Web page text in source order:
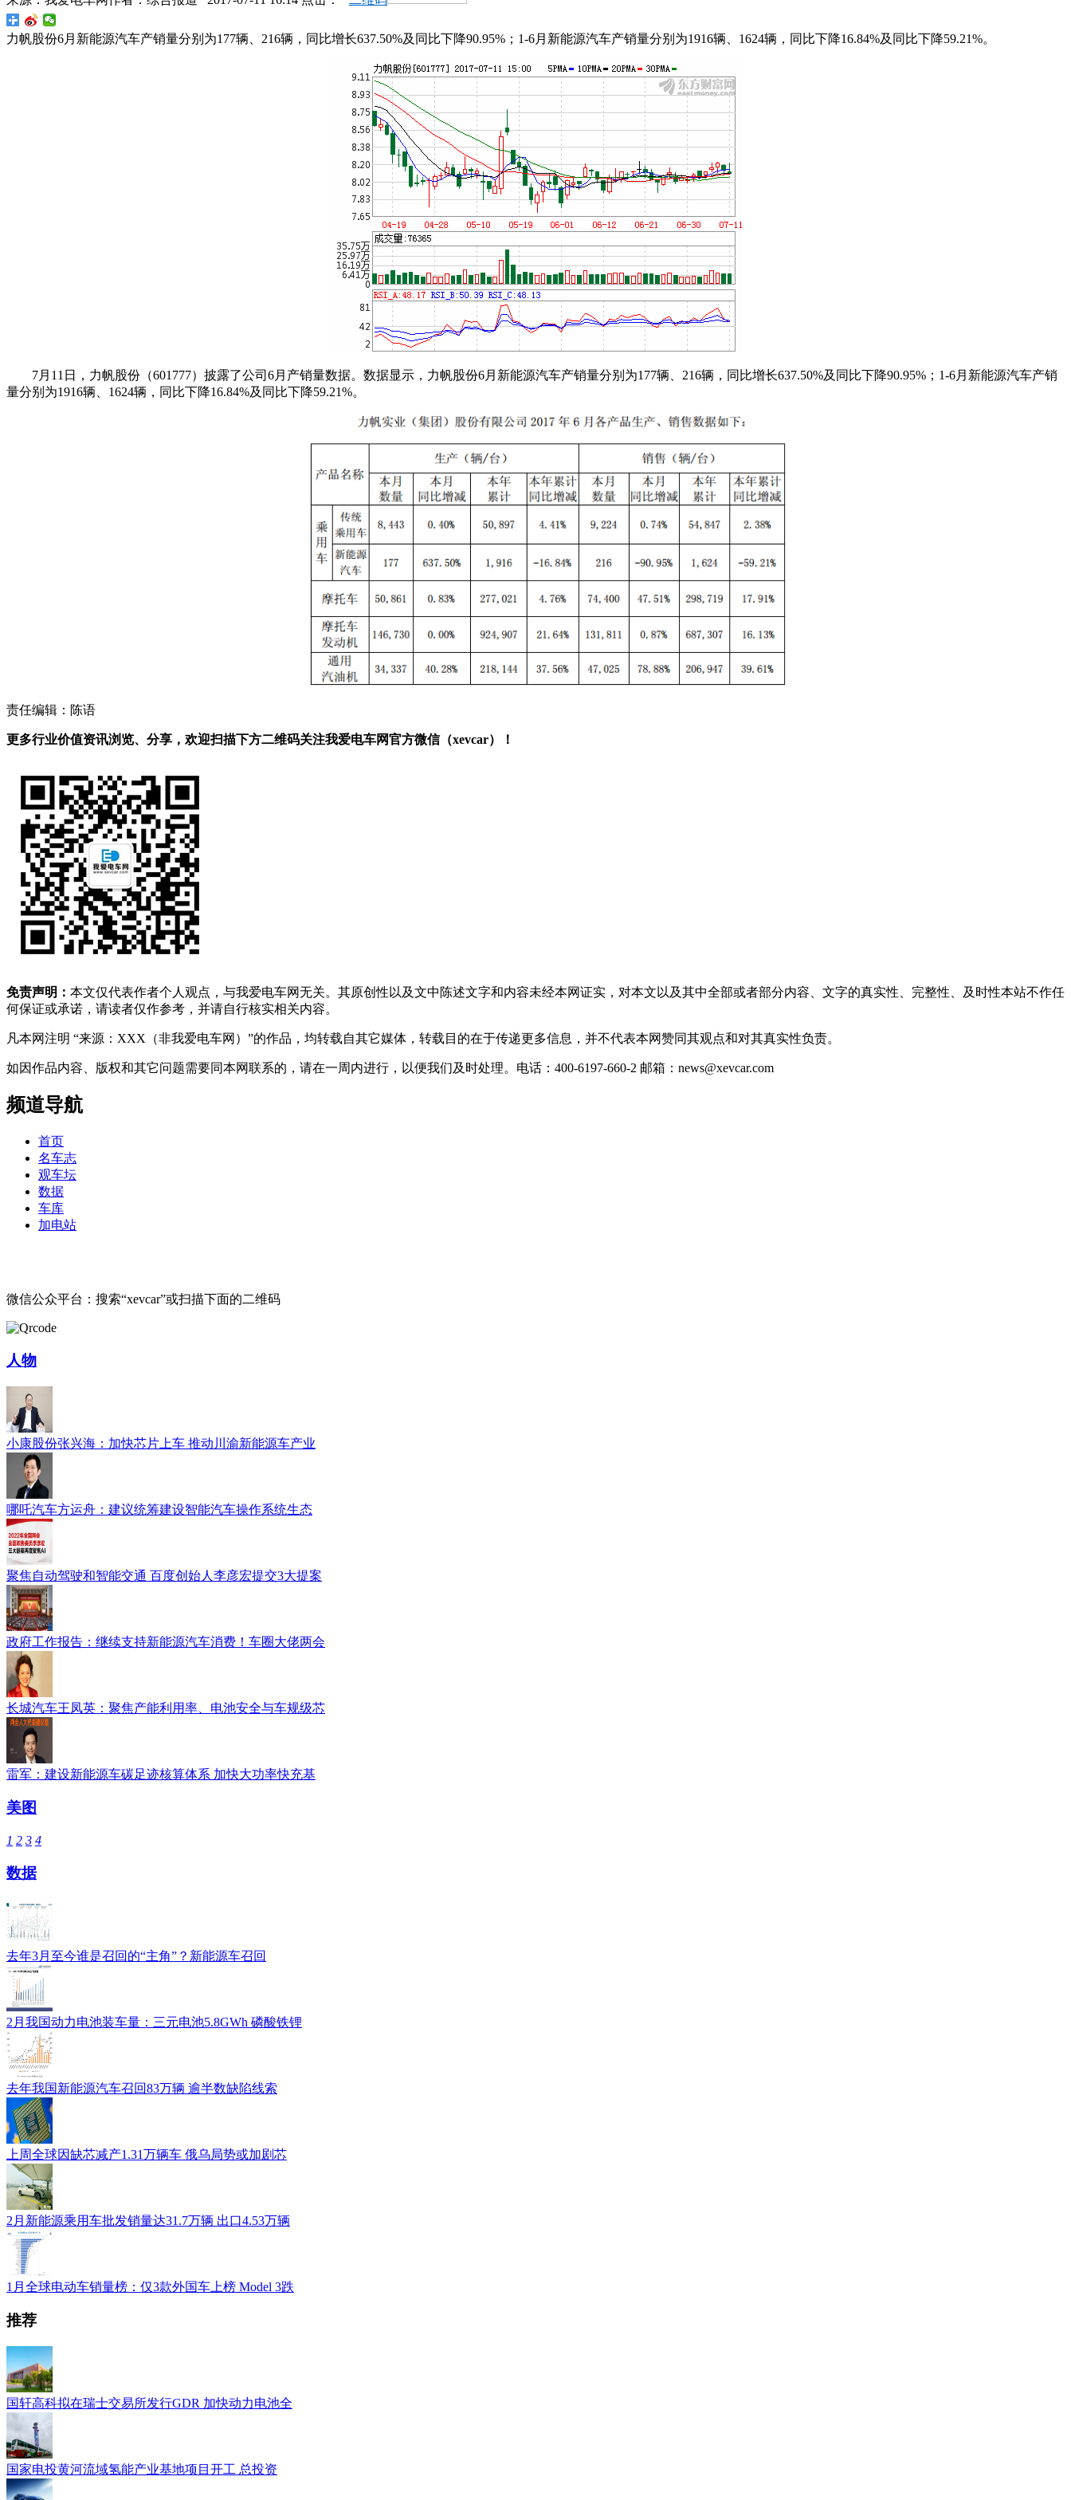
力帆股份6月新能源汽车产销量分别为177辆、216辆，同比增长637.50%及同比下降90.95%；1-6月新能源汽车产销量分别为1916辆、1624辆，同比下降16.84%及同比下降59.21%。
7月11日，力帆股份（601777）披露了公司6月产销量数据。数据显示，力帆股份6月新能源汽车产销量分别为177辆、216辆，同比增长637.50%及同比下降90.95%；1-6月新能源汽车产销
量分别为1916辆、1624辆，同比下降16.84%及同比下降59.21%。
责任编辑：陈语
更多行业价值资讯浏览、分享，欢迎扫描下方二维码关注我爱电车网官方微信（xevcar）！
免责声明： 本文仅代表作者个人观点，与我爱电车网无关。其原创性以及文中陈述文字和内容未经本网证实，对本文以及其中全部或者部分内容、文字的真实性、完整性、及时性本站不作任
何保证或承诺，请读者仅作参考，并请自行核实相关内容。
凡本网注明 “来源：XXX（非我爱电车网）”的作品，均转载自其它媒体，转载目的在于传递更多信息，并不代表本网赞同其观点和对其真实性负责。
如因作品内容、版权和其它问题需要同本网联系的，请在一周内进行，以便我们及时处理。电话：400-6197-660-2 邮箱：news@xevcar.com
频道导航
首页
名车志
观车坛
数据
车库
加电站
微信公众平台：搜索“xevcar”或扫描下面的二维码
人物
小康股份张兴海：加快芯片上车 推动川渝新能源车产业
哪吒汽车方运舟：建议统筹建设智能汽车操作系统生态
聚焦自动驾驶和智能交通 百度创始人李彦宏提交3大提案
政府工作报告：继续支持新能源汽车消费！车圈大佬两会
长城汽车王凤英：聚焦产能利用率、电池安全与车规级芯
雷军：建设新能源车碳足迹核算体系 加快大功率快充基
美图
1 2 3 4
数据
去年3月至今谁是召回的“主角”？新能源车召回
2月我国动力电池装车量：三元电池5.8GWh 磷酸铁锂
去年我国新能源汽车召回83万辆 逾半数缺陷线索
上周全球因缺芯减产1.31万辆车 俄乌局势或加剧芯
2月新能源乘用车批发销量达31.7万辆 出口4.53万辆
1月全球电动车销量榜：仅3款外国车上榜 Model 3跌
推荐
国轩高科拟在瑞士交易所发行GDR 加快动力电池全
国家电投黄河流域氢能产业基地项目开工 总投资